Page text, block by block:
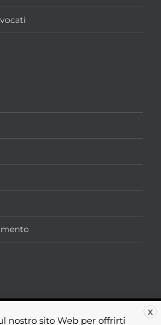
X
nostro sito Web per offrirti